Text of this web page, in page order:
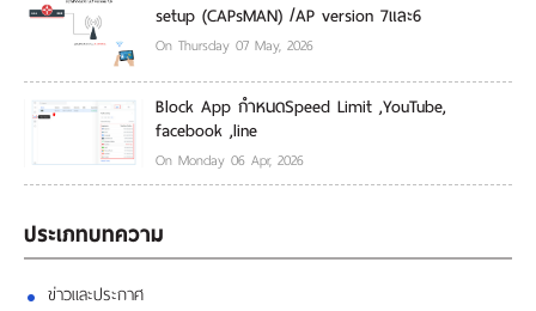
setup (CAPsMAN) /AP version 7และ6
On Thursday 07 May, 2026
Block App กำหนดSpeed Limit ,YouTube,
facebook ,line
On Monday 06 Apr, 2026
ประเภทบทความ
ข่าวและประกาศ